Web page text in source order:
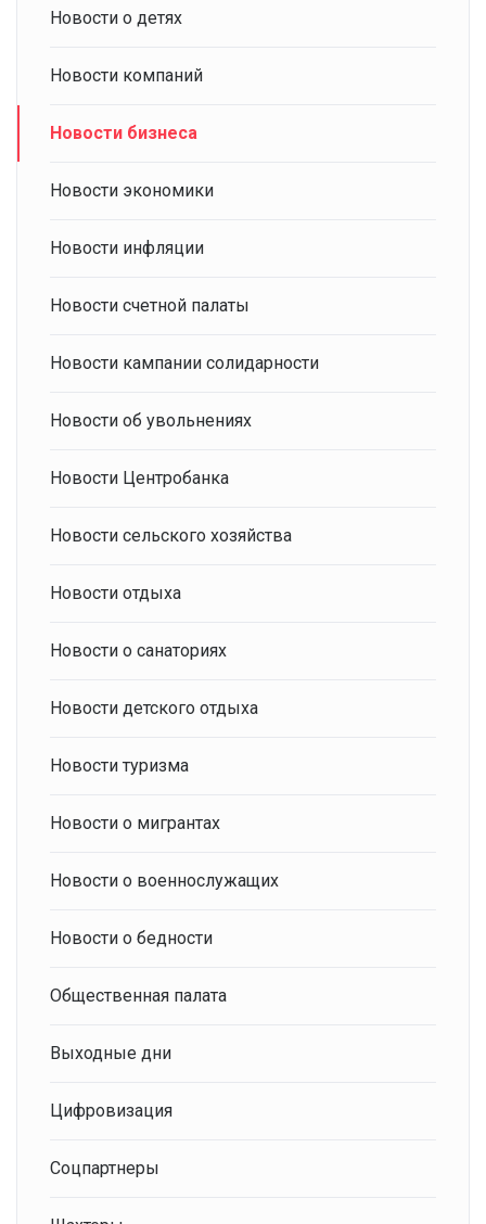
Новости о детях
Новости компаний
Новости бизнеса
Новости экономики
Новости инфляции
Новости счетной палаты
Новости кампании солидарности
Новости об увольнениях
Новости Центробанка
Новости сельского хозяйства
Новости отдыха
Новости о санаториях
Новости детского отдыха
Новости туризма
Новости о мигрантах
Новости о военнослужащих
Новости о бедности
Общественная палата
Выходные дни
Цифровизация
Соцпартнеры